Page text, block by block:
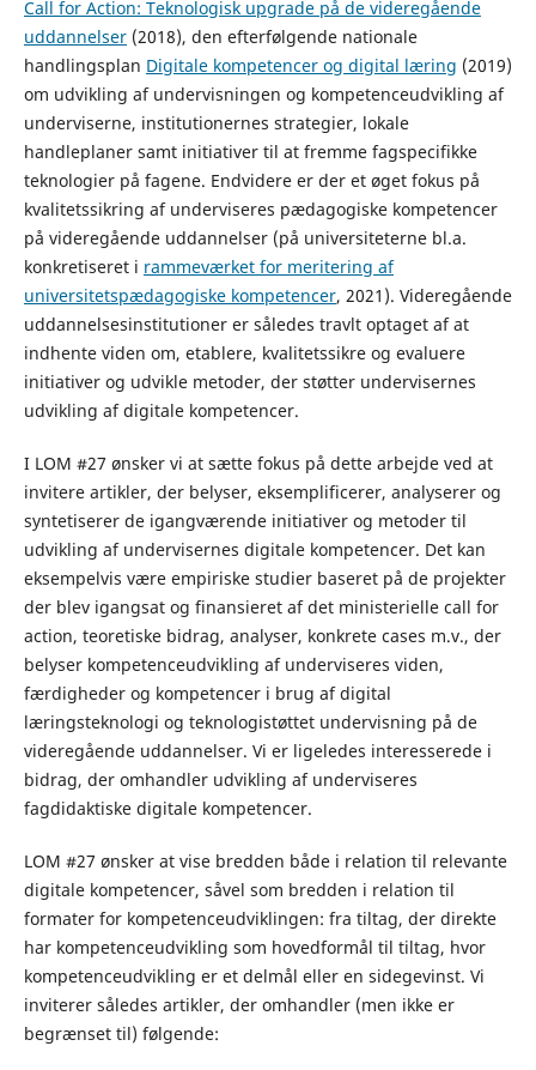
Call for Action: Teknologisk upgrade på de videregående
uddannelser(2018), den efterfølgende nationale
handlingsplan Digitale kompetencer og digital læring (2019)
om udvikling af undervisningen og kompetenceudvikling af
underviserne, institutionernes strategier, lokale
handleplaner samt initiativer til at fremme fagspecifikke
teknologier på fagene. Endvidere er der et øget fokus på
kvalitetssikring af underviseres pædagogiske kompetencer
på videregående uddannelser (på universiteterne bl.a.
konkretiseret i rammeværket for meritering af
universitetspædagogiske kompetencer, 2021). Videregående
uddannelsesinstitutioner er således travlt optaget af at
indhente viden om, etablere, kvalitetssikre og evaluere
initiativer og udvikle metoder, der støtter undervisernes
udvikling af digitale kompetencer.
I LOM #27 ønsker vi at sætte fokus på dette arbejde ved at
invitere artikler, der belyser, eksemplificerer, analyserer og
syntetiserer de igangværende initiativer og metoder til
udvikling af undervisernes digitale kompetencer. Det kan
eksempelvis være empiriske studier baseret på de projekter
der blev igangsat og finansieret af det ministerielle call for
action, teoretiske bidrag, analyser, konkrete cases m.v., der
belyser kompetenceudvikling af underviseres viden,
færdigheder og kompetencer i brug af digital
læringsteknologi og teknologistøttet undervisning på de
videregående uddannelser. Vi er ligeledes interesserede i
bidrag, der omhandler udvikling af underviseres
fagdidaktiske digitale kompetencer.
LOM #27 ønsker at vise bredden både i relation til relevante
digitale kompetencer, såvel som bredden i relation til
formater for kompetenceudviklingen: fra tiltag, der direkte
har kompetenceudvikling som hovedformål til tiltag, hvor
kompetenceudvikling er et delmål eller en sidegevinst. Vi
inviterer således artikler, der omhandler (men ikke er
begrænset til) følgende: